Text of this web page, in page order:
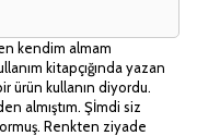
kendim almam
kitapçığında yazan
ürün kullanın diyordu.
almıştım. Şİmdi siz
Renkten ziyade